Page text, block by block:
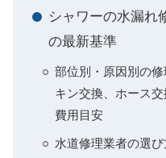
シャワーの水漏れ
の最新基準
部位別・原因別の
キン交換、ホース
費用目安
水道修理業者の選